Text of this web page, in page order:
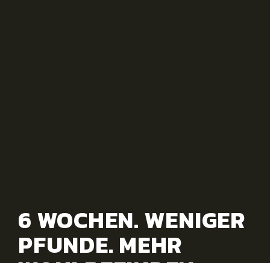
6 WOCHEN. WENIGER
PFUNDE. MEHR